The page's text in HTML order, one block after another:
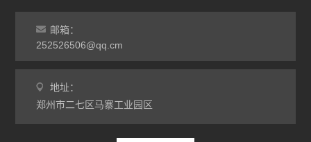
灰分马弗炉
非标定做马弗炉
工业马弗炉
邮箱：
252526506@qq.cm
地址：
郑州市二七区马寨工业园区